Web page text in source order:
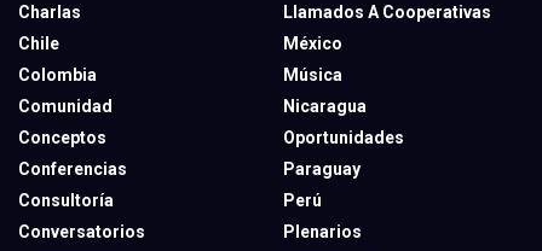
Charlas
Chile
Colombia
Comunidad
Conceptos
Conferencias
Consultoría
Conversatorios
Llamados A Cooperativas
México
Música
Nicaragua
Oportunidades
Paraguay
Perú
Plenarios